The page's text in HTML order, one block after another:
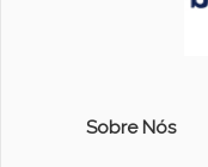
Sobre Nós